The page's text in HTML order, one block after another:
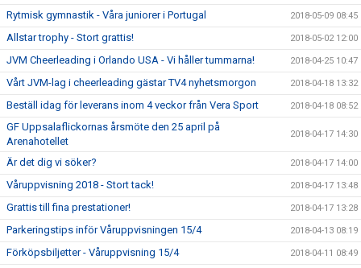
Rytmisk gymnastik - Våra juniorer i Portugal 2018-05-09 08:45
Allstar trophy - Stort grattis! 2018-05-02 12:00
JVM Cheerleading i Orlando USA - Vi håller tummarna! 2018-04-25 10:47
Vårt JVM-lag i cheerleading gästar TV4 nyhetsmorgon 2018-04-18 13:32
Beställ idag för leverans inom 4 veckor från Vera Sport 2018-04-18 08:52
GF Uppsalaflickornas årsmöte den 25 april på
Arenahotellet
2018-04-17 14:30
Är det dig vi söker? 2018-04-17 14:00
Våruppvisning 2018 - Stort tack! 2018-04-17 13:48
Grattis till fina prestationer! 2018-04-17 13:28
Parkeringstips inför Våruppvisningen 15/4 2018-04-13 08:19
Förköpsbiljetter - Våruppvisning 15/4 2018-04-11 08:49